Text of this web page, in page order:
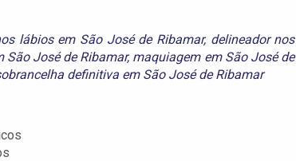
lábios em São José de Ribamar, delineador nos
José de Ribamar, maquiagem em São José de
definitiva em São José de Ribamar